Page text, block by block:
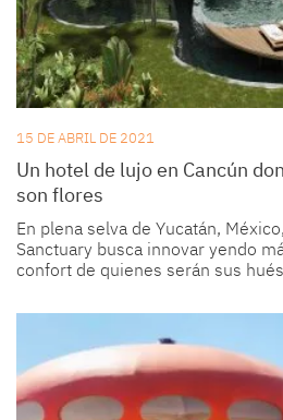
15 DE ABRIL DE 2021
Un hotel de lujo en Cancún
son flores
En plena selva de Yucatán,
Sanctuary busca innovar yendo
confort de quienes serán sus